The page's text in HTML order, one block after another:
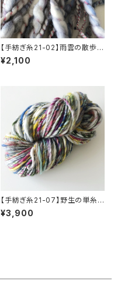
【手紡ぎ糸21-02】雨雲の散歩 -
-- スパイラルアートヤーン
¥2,100
【手紡ぎ糸21-07】野生の単糸 -
-- シングルヤーン
¥3,900